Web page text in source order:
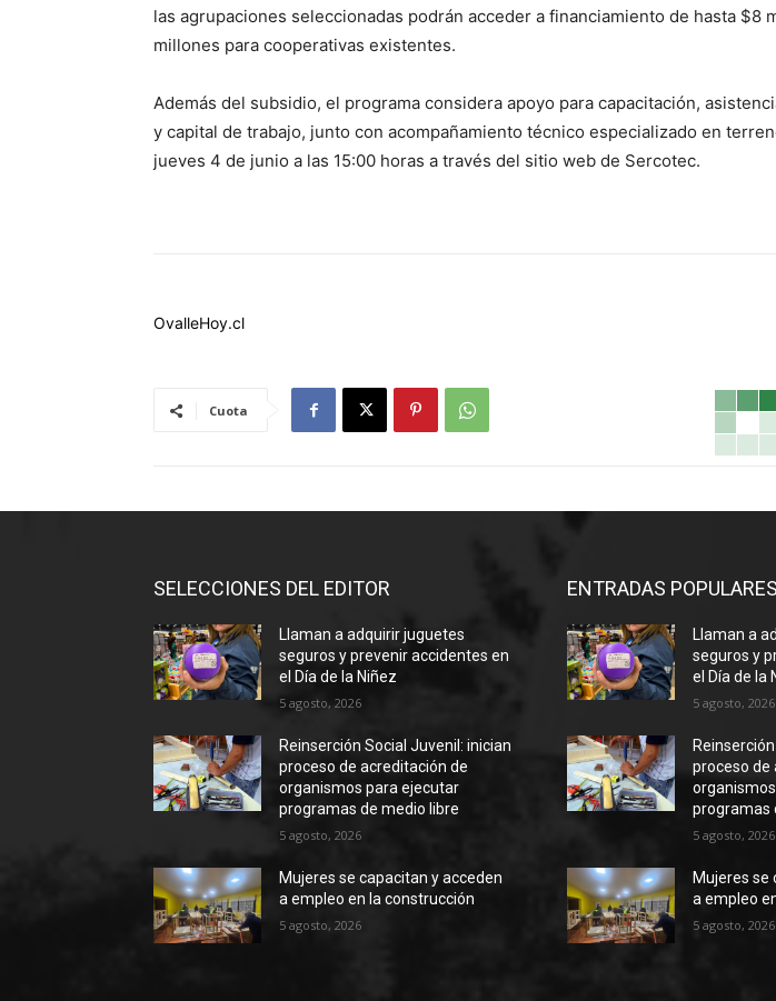
las agrupaciones seleccionadas podrán acceder a financiamiento de hasta
millones para cooperativas existentes.
Además del subsidio, el programa considera apoyo para capacitación,
y capital de trabajo, junto con acompañamiento técnico especializado en
jueves 4 de junio a las 15:00 horas a través del sitio web de Sercotec.
OvalleHoy.cl
Cuota
SELECCIONES DEL EDITOR
Llaman a adquirir juguetes
seguros y prevenir accidentes en
el Día de la Niñez
5 agosto, 2026
Reinserción Social Juvenil: inician
proceso de acreditación de
organismos para ejecutar
programas de medio libre
5 agosto, 2026
Mujeres se capacitan y acceden
a empleo en la construcción
5 agosto, 2026
ENTRADAS POPULARES
Llaman a
seguros y
el Día de la
5 agosto, 2026
proceso de
programas
5 agosto, 2026
Mujeres se
a empleo
5 agosto, 2026